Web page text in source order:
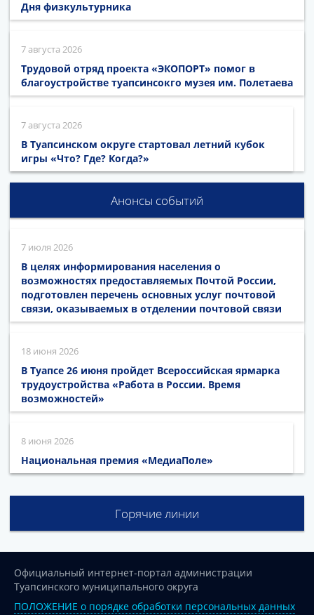
Дня физкультурника
7 августа 2026
Трудовой отряд проекта «ЭКОПОРТ» помог в
благоустройстве туапсинсокго музея им. Полетаева
7 августа 2026
В Туапсинском округе стартовал летний кубок
игры «Что? Где? Когда?»
Анонсы событий
7 июля 2026
В целях информирования населения о
возможностях предоставляемых Почтой России,
подготовлен перечень основных услуг почтовой
связи, оказываемых в отделении почтовой связи
18 июня 2026
В Туапсе 26 июня пройдет Всероссийская ярмарка
трудоустройства «Работа в России. Время
возможностей»
8 июня 2026
Национальная премия «МедиаПоле»
Горячие линии
Официальный интернет-портал администрации
Туапсинского муниципального округа
ПОЛОЖЕНИЕ о порядке обработки персональных данных